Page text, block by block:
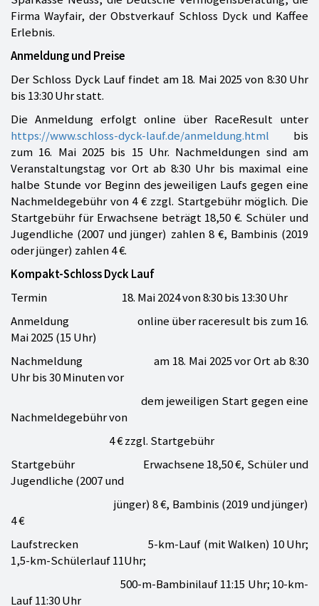
Firma Wayfair, der Obstverkauf Schloss Dyck und Kaffee
Erlebnis.
Anmeldung und Preise
Der Schloss Dyck Lauf findet am 18. Mai 2025 von 8:30 Uhr
bis 13:30 Uhr statt.
Die Anmeldung erfolgt online über RaceResult unter
https://www.schloss-dyck-lauf.de/anmeldung.html bis
zum 16. Mai 2025 bis 15 Uhr. Nachmeldungen sind am
Veranstaltungstag vor Ort ab 8:30 Uhr bis maximal eine
halbe Stunde vor Beginn des jeweiligen Laufs gegen eine
Nachmeldegebühr von 4 € zzgl. Startgebühr möglich. Die
Startgebühr für Erwachsene beträgt 18,50 €. Schüler und
Jugendliche (2007 und jünger) zahlen 8 €, Bambinis (2019
oder jünger) zahlen 4 €.
Kompakt-Schloss Dyck Lauf
Termin 18. Mai 2024 von 8:30 bis 13:30 Uhr
Anmeldung online über raceresult bis zum 16.
Mai 2025 (15 Uhr)
Nachmeldung am 18. Mai 2025 vor Ort ab 8:30
Uhr bis 30 Minuten vor
dem jeweiligen Start gegen eine
Nachmeldegebühr von
4 € zzgl. Startgebühr
Startgebühr Erwachsene 18,50 €, Schüler und
Jugendliche (2007 und
jünger) 8 €, Bambinis (2019 und jünger)
4 €
Laufstrecken 5-km-Lauf (mit Walken) 10 Uhr;
1,5-km-Schülerlauf 11Uhr;
500-m-Bambinilauf 11:15 Uhr; 10-km-
Lauf 11:30 Uhr